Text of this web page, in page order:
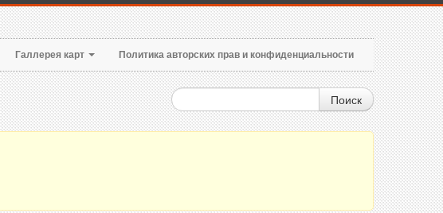
Галлерея карт Политика авторских прав и конфиденциальности
Поиск